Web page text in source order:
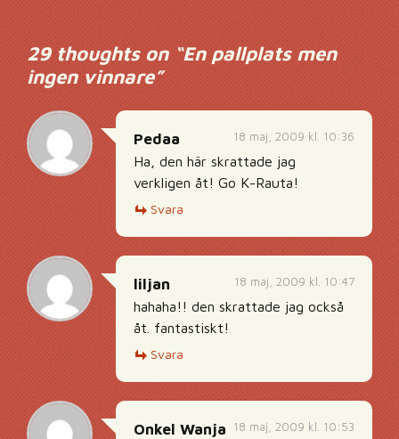
29 thoughts on “En pallplats men
ingen vinnare”
18 maj, 2009 kl. 10:36
Pedaa
Ha, den här skrattade jag
verkligen åt! Go K-Rauta!
Svara
18 maj, 2009 kl. 10:47
liljan
hahaha!! den skrattade jag också
åt. fantastiskt!
Svara
18 maj, 2009 kl. 10:53
Onkel Wanja